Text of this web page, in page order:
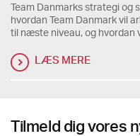
Team Danmarks strategi og
hvordan Team Danmark vil
til næste niveau, og hvordan
LÆS MERE
Tilmeld dig vores